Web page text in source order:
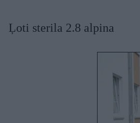
Ļoti sterila 2.8 alpina